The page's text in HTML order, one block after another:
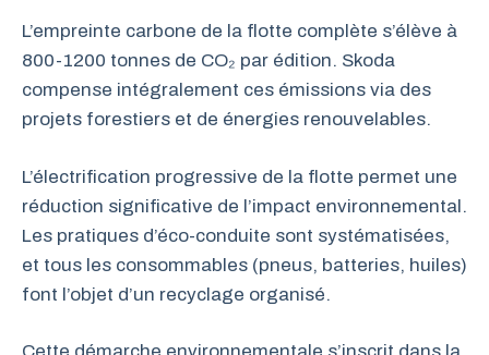
L’empreinte carbone de la flotte complète s’élève à
800-1200 tonnes de CO₂ par édition. Skoda
compense intégralement ces émissions via des
projets forestiers et de énergies renouvelables.
L’électrification progressive de la flotte permet une
réduction significative de l’impact environnemental.
Les pratiques d’éco-conduite sont systématisées,
et tous les consommables (pneus, batteries, huiles)
font l’objet d’un recyclage organisé.